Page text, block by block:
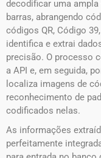
decodificar uma
barras, abrangendo
códigos QR, Código
identifica e extrai
precisão. O processo
a API e, em seguida,
localiza imagens de
reconhecimento de
codificados nelas.
As informações
perfeitamente